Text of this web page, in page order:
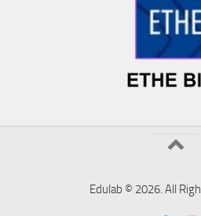
Edulab © 2026. All